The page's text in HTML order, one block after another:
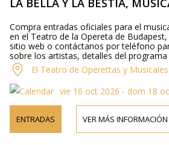
LA BELLA Y LA BESTIA,
Compra entradas oficiales para el
en el Teatro de la Opereta de
sitio web o contáctanos por teléfono
sobre los artistas, detalles del
entradas.El Teatro de Operettas y
vie 16 oct 2026 - dom 18
ENTRADAS VER MÁS INFORMACIÓN